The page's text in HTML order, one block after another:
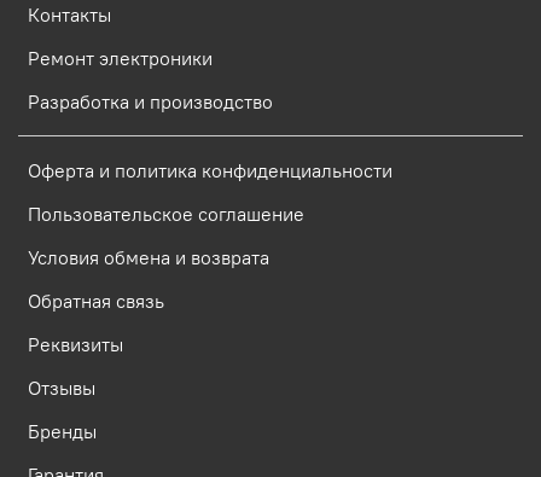
Контакты
Ремонт электроники
Разработка и производство
Оферта и политика конфиденциальности
Пользовательское соглашение
Условия обмена и возврата
Обратная связь
Реквизиты
Отзывы
Бренды